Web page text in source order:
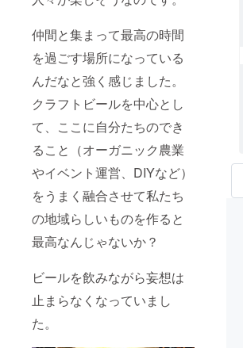
仲間と集まって最高の時間
を過ごす場所になっている
んだなと強く感じました。
クラフトビールを中心とし
て、ここに自分たちのでき
ること（オーガニック農業
やイベント運営、DIYなど）
をうまく融合させて私たち
の地域らしいものを作ると
最高なんじゃないか？
ビールを飲みながら妄想は
止まらなくなっていまし
た。